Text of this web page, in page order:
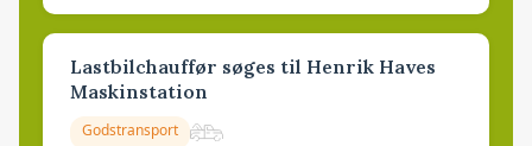
Lastbilchauffør søges til Henrik Haves
Maskinstation
Godstransport